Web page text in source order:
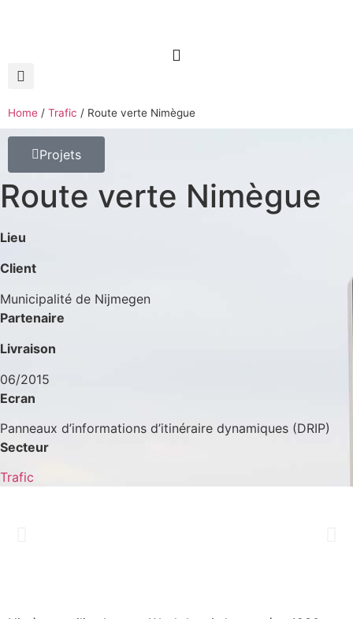
Home / Trafic / Route verte Nimègue
Projets
Route verte Nimègue
Lieu
Client
Municipalité de Nijmegen
Partenaire
Livraison
06/2015
Ecran
Panneaux d’informations d’itinéraire dynamiques (DRIP)
Secteur
Trafic